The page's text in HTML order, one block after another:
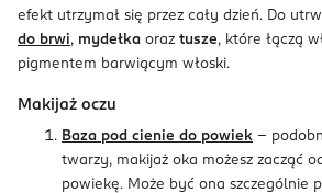
efekt utrzymał się przez cały dzień. Do
do brwi, mydełka oraz tusze, które łączą
pigmentem barwiącym włoski.
Makijaż oczu
Baza pod cienie do powiek -
twarzy, makijaż oka możesz zacząć
powiekę. Może być ona szczególnie